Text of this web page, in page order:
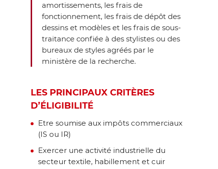
amortissements, les frais de
fonctionnement, les frais de dépôt des
dessins et modèles et les frais de sous-
traitance confiée à des stylistes ou des
bureaux de styles agréés par le
ministère de la recherche.
LES PRINCIPAUX CRITÈRES
D’ÉLIGIBILITÉ
Etre soumise aux impôts commerciaux
(IS ou IR)
Exercer une activité industrielle du
secteur textile, habillement et cuir